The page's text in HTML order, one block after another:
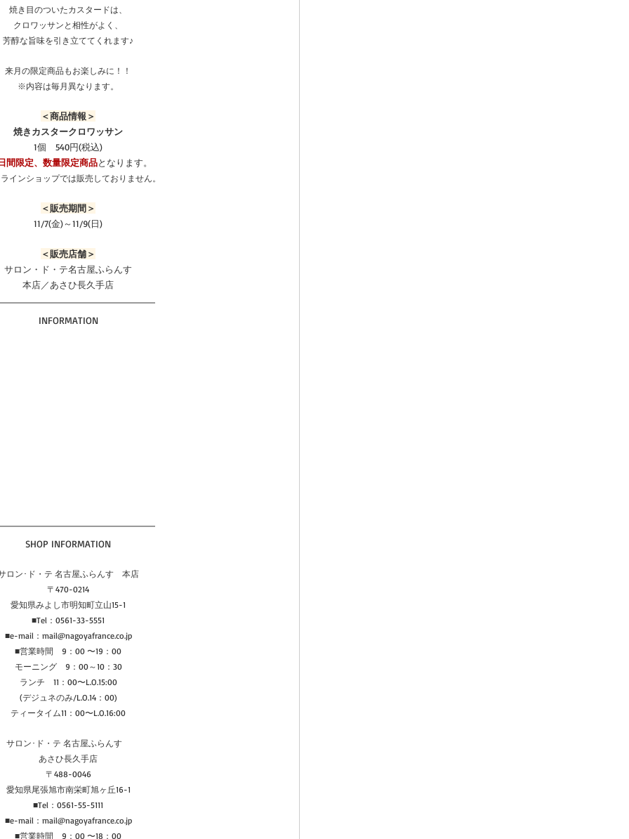
焼き目のついたカスタードは、
クロワッサンと相性がよく、
芳醇な旨味を引き立ててくれます♪
来月の限定商品もお楽しみに！！
※内容は毎月異なります。
＜商品情報＞
焼きカスタークロワッサン
1個　540円(税込)
間限定、数量限定商品となります。
インショップでは販売しておりません。
＜販売期間＞
11/7(金)～11/9(日)
＜販売店舗＞
サロン・ド・テ名古屋ふらんす
本店／あさひ長久手店
INFORMATION
SHOP INFORMATION
ロン･ド・テ 名古屋ふらんす　本店
〒470-0214
愛知県みよし市明知町立山15-1
■Tel：0561-33-5551
■e-mail：mail@nagoyafrance.co.jp
■営業時間　9：00 〜19：00
モーニング　9：00～10：30
ランチ　11：00〜L.O.15:00
(デジュネのみ/L.O.14：00)
ティータイム11：00〜L.O.16:00
サロン･ド・テ 名古屋ふらんす
あさひ長久手店
〒488-0046
愛知県尾張旭市南栄町旭ヶ丘16-1
■Tel：0561-55-5111
■e-mail：mail@nagoyafrance.co.jp
■営業時間　9：00 〜18：00